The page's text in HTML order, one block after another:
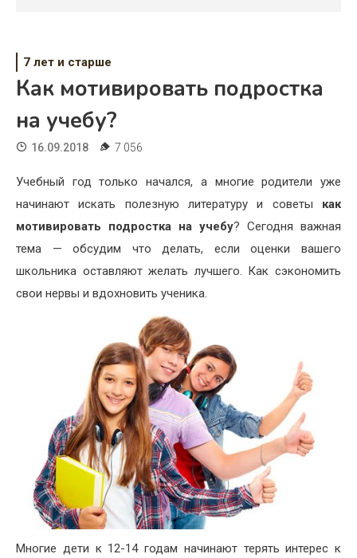
Жизнь
Хобби
Красота
Недвижимость
7 лет и старше
Как мотивировать подростка
на учебу?
16.09.2018 7 056
Учебный год только начался, а многие родители уже
начинают искать полезную литературу и советы как
мотивировать подростка на учебу? Сегодня важная
тема — обсудим что делать, если оценки вашего
школьника оставляют желать лучшего. Как сэкономить
свои нервы и вдохновить ученика.
Многие дети к 12-14 годам начинают терять интерес к